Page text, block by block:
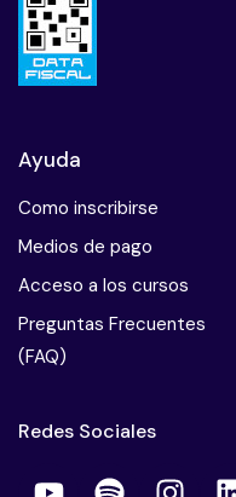
Ayuda
Como inscribirse
Medios de pago
Acceso a los cursos
Preguntas Frecuentes
(FAQ)
Redes Sociales